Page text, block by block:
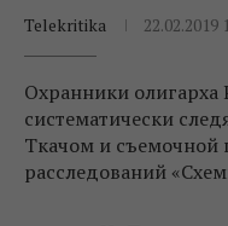
Telekritika
22.02.2019
Охранники олигарха
систематически
Ткачом и
расследований